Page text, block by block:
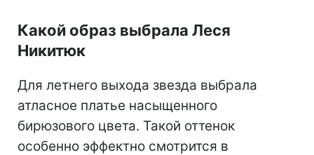
Какой образ выбрала Леся
Никитюк
Для летнего выхода звезда выбрала
атласное платье насыщенного
бирюзового цвета. Такой оттенок
особенно эффектно смотрится в